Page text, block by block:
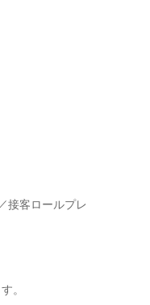
接客ロールプレ
。